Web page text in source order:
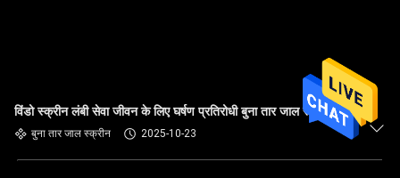
विंडो स्क्रीन लंबी सेवा जीवन के लिए घर्षण प्रतिरोधी बुना तार जाल स्क्रीन
बुना तार जाल स्क्रीन 2025-10-23